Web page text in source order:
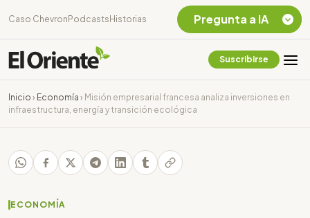
Caso Chevron Podcasts Historias
Suscribirse
Inicio › Economía › Misión empresarial francesa analiza inversiones en
infraestructura, energía y transición ecológica
ECONOMÍA
Pregunta a IA
Chevron Ecuador